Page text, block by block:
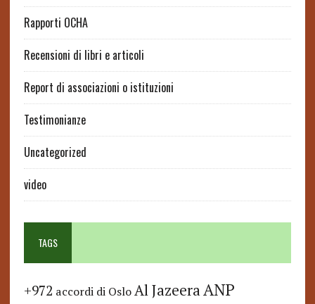
Rapporti OCHA
Recensioni di libri e articoli
Report di associazioni o istituzioni
Testimonianze
Uncategorized
video
TAGS
+972 accordi di Oslo Al JazeeraANP